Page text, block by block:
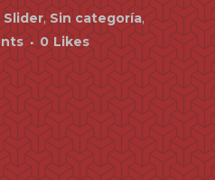
Slider,Sin categoría,
0 Likes